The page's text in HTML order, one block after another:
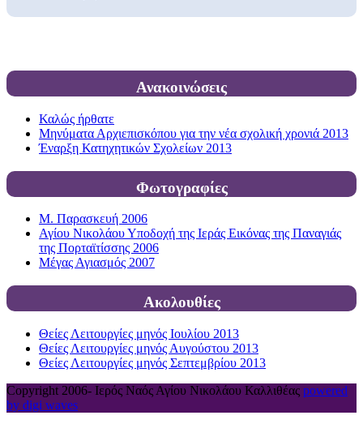
Ανακοινώσεις
Καλώς ήρθατε
Μηνύματα Αρχιεπισκόπου για την νέα σχολική χρονιά 2013
Έναρξη Κατηχητικών Σχολείων 2013
Φωτογραφίες
Μ. Παρασκευή 2006
Αγίου Νικολάου Υποδοχή της Ιεράς Εικόνας της Παναγιάς
της Πορταϊτίσσης 2006
Μέγας Αγιασμός 2007
Ακολουθίες
Θείες Λειτουργίες μηνός Ιουλίου 2013
Θείες Λειτουργίες μηνός Αυγούστου 2013
Θείες Λειτουργίες μηνός Σεπτεμβρίου 2013
Copyright 2006- Ιερός Ναός Αγίου Νικολάου Καλλιθέας powered
by digi waves